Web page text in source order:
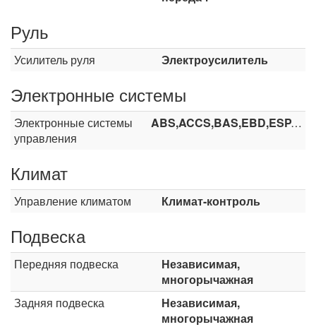
Руль
Усилитель руля Электроусилитель
Электронные системы
Электронные системы
управления
ABS,ACCS,BAS,EBD,ESP,TCS
Климат
Управление климатом Климат-контроль
Подвеска
Передняя подвеска
Независимая,
многорычажная
Задняя подвеска
Независимая,
многорычажная